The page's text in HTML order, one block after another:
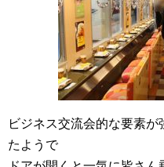
ビジネス交流会的な要素
たようで